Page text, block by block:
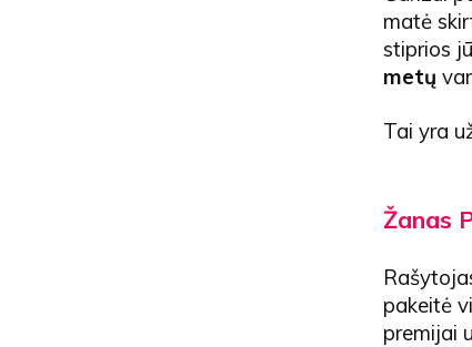
matė
stiprios
metų
Tai yra
Žanas
pakeitė
premijai